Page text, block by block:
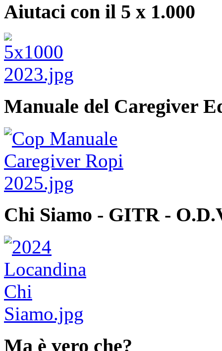
Aiutaci con il 5 x 1.000
Manuale del Caregiver
Chi Siamo - GITR -
Ma è vero che?